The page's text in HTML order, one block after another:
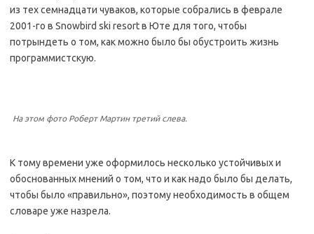
из тех семнадцати чуваков, которые собрались в феврале
2001-го в Snowbird ski resort в Юте для того, чтобы
потрындеть о том, как можно было бы обустроить жизнь
программистскую.
На этом фото Роберт Мартин третий слева.
К тому времени уже оформилось несколько устойчивых и
обоснованных мнений о том, что и как надо было бы делать,
чтобы было «правильно», поэтому необходимость в общем
словаре уже назрела.